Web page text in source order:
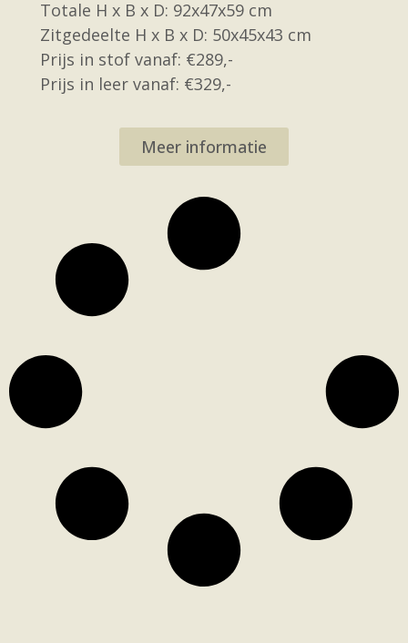
Totale H x B x D: 92x47x59 cm
Zitgedeelte H x B x D: 50x45x43 cm
Prijs in stof vanaf: €289,-
Prijs in leer vanaf: €329,-
Meer informatie